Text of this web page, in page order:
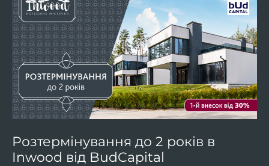
Розтермінування до 2 років в
Inwood від BudCapital